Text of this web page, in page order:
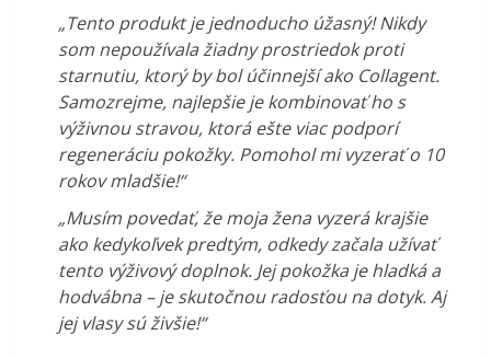
„Tento produkt je jednoducho úžasný! Nikdy
som nepoužívala žiadny prostriedok proti
starnutiu, ktorý by bol účinnejší ako Collagent.
Samozrejme, najlepšie je kombinovať ho s
výživnou stravou, ktorá ešte viac podporí
regeneráciu pokožky. Pomohol mi vyzerať o 10
rokov mladšie!“
„Musím povedať, že moja žena vyzerá krajšie
ako kedykoľvek predtým, odkedy začala užívať
tento výživový doplnok. Jej pokožka je hladká a
hodvábna – je skutočnou radosťou na dotyk. Aj
jej vlasy sú živšie!“